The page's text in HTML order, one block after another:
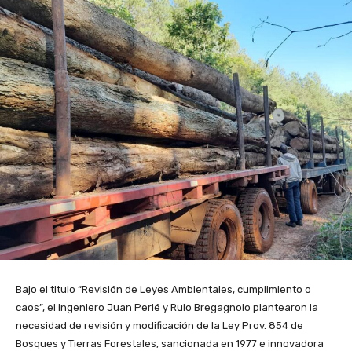
Bajo el titulo “Revisión de Leyes Ambientales, cumplimiento o
caos”, el ingeniero Juan Perié y Rulo Bregagnolo plantearon la
necesidad de revisión y modificación de la Ley Prov. 854 de
Bosques y Tierras Forestales, sancionada en 1977 e innovadora